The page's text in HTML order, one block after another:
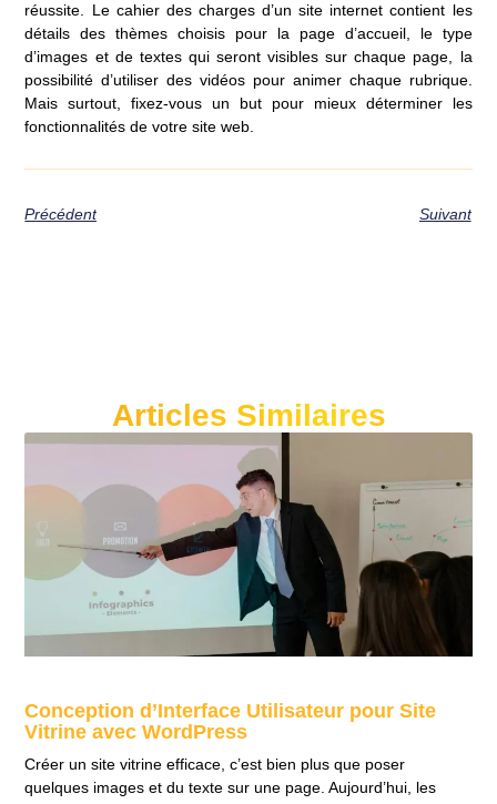
réussite. Le cahier des charges d’un site internet contient les
détails des thèmes choisis pour la page d’accueil, le type
d’images et de textes qui seront visibles sur chaque page, la
possibilité d’utiliser des vidéos pour animer chaque rubrique.
Mais surtout, fixez-vous un but pour mieux déterminer les
fonctionnalités de votre site web.
Précédent Suivant
Articles Similaires
Conception d’Interface Utilisateur pour Site
Vitrine avec WordPress
Créer un site vitrine efficace, c’est bien plus que poser
quelques images et du texte sur une page. Aujourd’hui, les